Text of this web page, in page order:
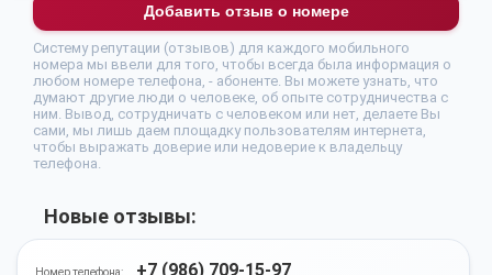
Добавить отзыв о номере
Систему репутации (отзывов) для каждого мобильного
номера мы ввели для того, чтобы всегда была информация о
любом номере телефона, - абоненте. Вы можете узнать, что
думают другие люди о человеке, об опыте сотрудничества с
ним. Вывод, сотрудничать с человеком или нет, делаете Вы
сами, мы лишь даем площадку пользователям интернета,
чтобы выражать доверие или недоверие к владельцу
телефона.
Новые отзывы:
Номер телефона: +7 (986) 709-15-97